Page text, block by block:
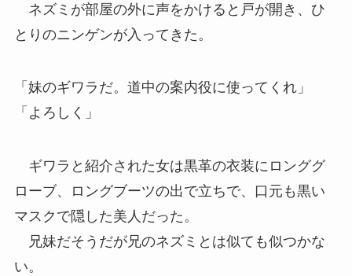
ネズミが部屋の外に声をかけると戸が開き、ひ
とりのニンゲンが入ってきた。
「妹のギワラだ。道中の案内役に使ってくれ」
「よろしく」
ギワラと紹介された女は黒革の衣装にロンググ
ローブ、ロングブーツの出で立ちで、口元も黒い
マスクで隠した美人だった。
兄妹だそうだが兄のネズミとは似ても似つかな
い。